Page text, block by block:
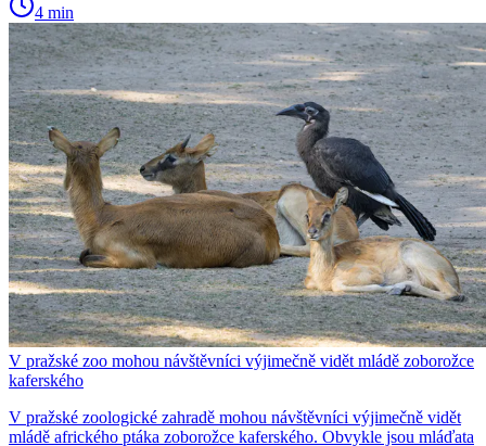
4 min
V pražské zoo mohou návštěvníci výjimečně vidět mládě zoborožce
kaferského
V pražské zoologické zahradě mohou návštěvníci výjimečně vidět
mládě afrického ptáka zoborožce kaferského. Obvykle jsou mláďata